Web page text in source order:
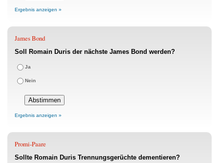
Ergebnis anzeigen »
James Bond
Soll Romain Duris der nächste James Bond werden?
Ja
Nein
Ergebnis anzeigen »
Promi-Paare
Sollte Romain Duris Trennungsgerüchte dementieren?